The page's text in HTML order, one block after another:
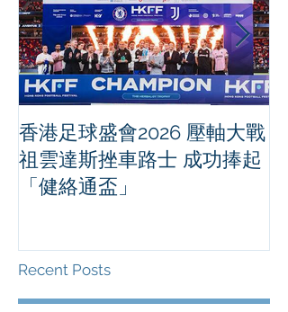
香港足球盛會2026 壓軸大戰
祖雲達斯挫車路士 成功捧起
「健絡通盃」
Recent Posts